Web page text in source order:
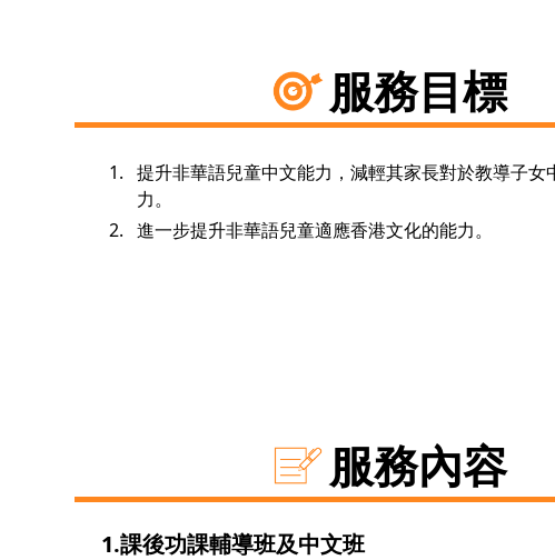
服務目標
提升非華語兒童中文能力，減輕其家長對於教導子女
力。
進一步提升非華語兒童適應香港文化的能力。
服務內容
1.課後功課輔導班及中文班